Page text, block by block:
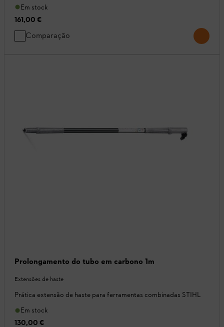
Em stock
161,00 €
Comparação
Prolongamento do tubo em carbono 1m
Extensões de haste
Prática extensão de haste para ferramentas combinadas STIHL
Em stock
130,00 €